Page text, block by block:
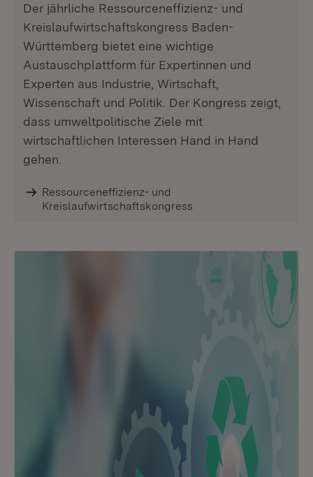
Der jährliche Ressourceneffizienz- und
Kreislaufwirtschaftskongress Baden-
Württemberg bietet eine wichtige
Austauschplattform für Expertinnen und
Experten aus Industrie, Wirtschaft,
Wissenschaft und Politik. Der Kongress zeigt,
dass umweltpolitische Ziele mit
wirtschaftlichen Interessen Hand in Hand
gehen.
Ressourceneffizienz- und
Kreislaufwirtschaftskongress